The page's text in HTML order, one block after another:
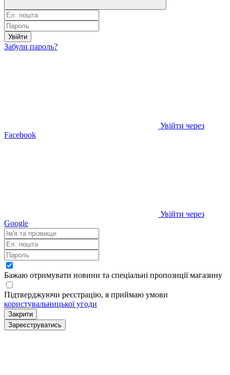
Увійти
Забули пароль?
Увійти через
Facebook
Увійти через
Google
Бажаю отримувати новини та спеціальні пропозиціїмагазину
Підтверджуючи реєстрацію, я приймаю умови
користувальницької угоди
Закрити
Зареєструватись